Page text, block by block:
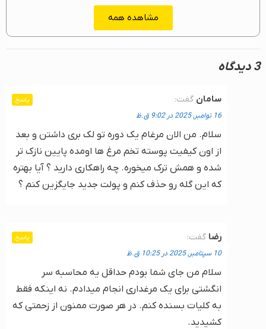
مشاهده همه
3 دیدگاه
سامان گفت:
16 نوامبر, 2025 در 9:02 ق.ظ
سلام. من الان مرغام یک دوره تو لک بری داشتن و بعد
از اون کیفیت پوسته تخم مرغ ها اومده پایین نازک تر
شده و همش ترک میخوره. چه راهکاری دارید ؟ آیا بهتره
که این گله رو حذف کنم و پولت جدید جایگزین کنم ؟
پاسخ
رضا گفت:
10 سپتامبر, 2025 در 10:25 ق.ظ
سلام من جای شما بودم حداقل یه محاسبه سر
انگشتی برای یک مرغداری انجام میدادم. نه اینکه فقط
به کلیات بسنده کنم. در هر صورت ممنون از زحمتی که
کشیدید.
پاسخ